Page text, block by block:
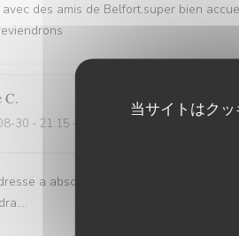
当サイトはク
avec des amis de Belfort.super bien
C
30 - 21:15 - ゲスト 4
a absolument découvrir ! Une